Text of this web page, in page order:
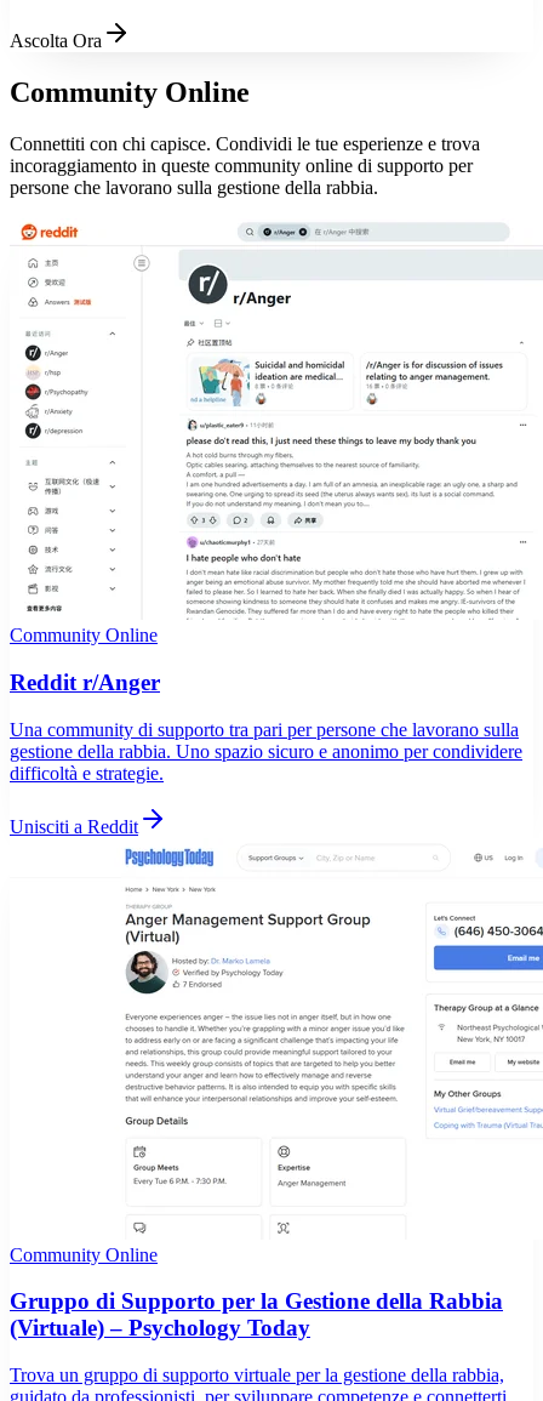
Ascolta Ora
Community Online
Connettiti con chi capisce. Condividi le tue esperienze e trova
incoraggiamento in queste community online di supporto per
persone che lavorano sulla gestione della rabbia.
Community Online
Reddit r/Anger
Una community di supporto tra pari per persone che lavorano sulla
gestione della rabbia. Uno spazio sicuro e anonimo per condividere
difficoltà e strategie.
Unisciti a Reddit
Community Online
Gruppo di Supporto per la Gestione della Rabbia
(Virtuale) – Psychology Today
Trova un gruppo di supporto virtuale per la gestione della rabbia,
guidato da professionisti, per sviluppare competenze e connetterti